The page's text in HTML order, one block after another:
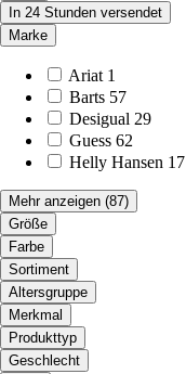
In 24 Stunden versendet
Marke
Ariat 1
Barts 57
Desigual 29
Guess 62
Helly Hansen 17
Mehr anzeigen (87)
Größe
Farbe
Sortiment
Altersgruppe
Merkmal
Produkttyp
Geschlecht